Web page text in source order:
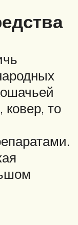
ковер, то